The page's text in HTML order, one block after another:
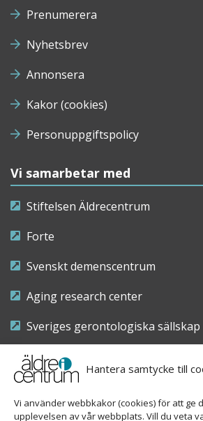
Hantera samtycke till
Vi använder webbkakor (cookies) för att ge
upplevelsen av vår webbplats. Vill du veta
Prenumerera
Nyhetsbrev
Annonsera
Kakor (cookies)
Personuppgiftspolicy
Vi samarbetar med
Stiftelsen Äldrecentrum
Forte
Svenskt demenscentrum
Aging research center
Sveriges gerontologiska sällskap
Riksföreningen för
demensvård
Nationellt kompetenscentrum